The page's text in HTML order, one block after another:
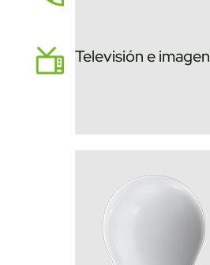
Televisión e imagen